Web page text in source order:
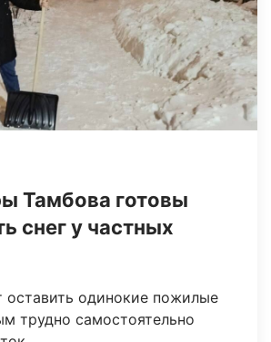
Тамбова готовы
снег у частных
оставить одинокие пожилые
трудно самостоятельно